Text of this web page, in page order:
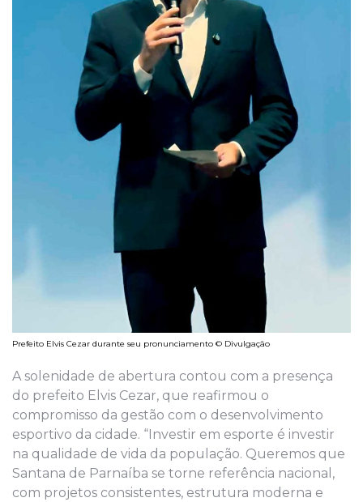
Prefeito Elvis Cezar durante seu pronunciamento © Divulgação
A solenidade de abertura contou com a presença
do prefeito Elvis Cezar, que reafirmou o
compromisso da gestão com o desenvolvimento
esportivo da cidade. “Investir em esporte é investir
na qualidade de vida da população. Queremos que
Santana de Parnaíba se torne referência nacional,
com projetos consistentes, estrutura moderna e